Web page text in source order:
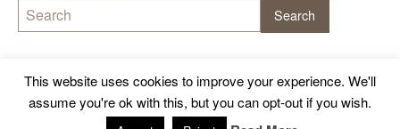
This website uses cookies to improve your experience. We'll
assume you're ok with this, but you can opt-out if you wish.